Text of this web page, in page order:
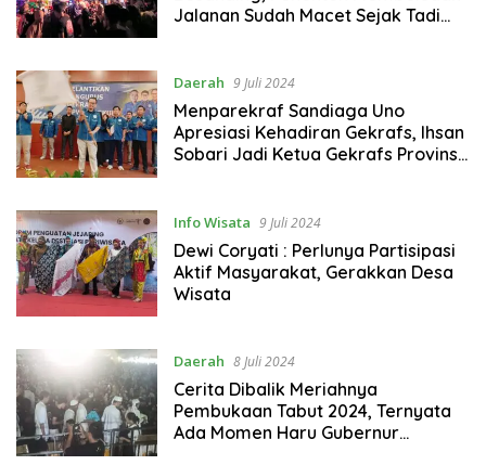
Jalanan Sudah Macet Sejak Tadi
Daerah 9 Juli 2024
Menparekraf Sandiaga Uno
Apresiasi Kehadiran Gekrafs, Ihsan
Sobari Jadi Ketua Gekrafs Provinsi
Info Wisata 9 Juli 2024
Dewi Coryati : Perlunya Partisipasi
Aktif Masyarakat, Gerakkan Desa
Wisata
Daerah 8 Juli 2024
Cerita Dibalik Meriahnya
Pembukaan Tabut 2024, Ternyata
Ada Momen Haru Gubernur